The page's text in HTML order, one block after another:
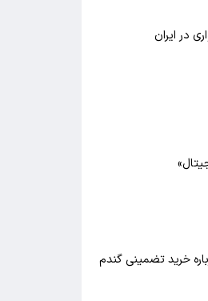
در ایران
خرید تضمینی گندم